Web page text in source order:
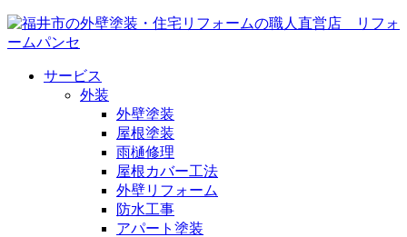
サービス
外装
外壁塗装
屋根塗装
雨樋修理
屋根カバー工法
外壁リフォーム
防水工事
アパート塗装